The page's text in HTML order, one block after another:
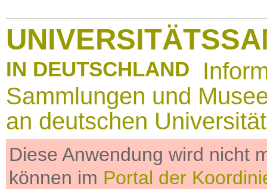
IN DEUTSCHLAND
Sammlungen und
an deutschen
Diese Anwendung wird nicht
können im Portal der